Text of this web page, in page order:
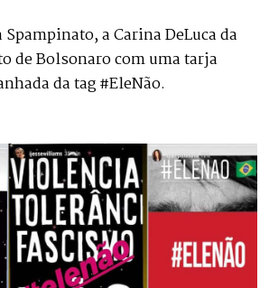
a Carina DeLuca da
de Bolsonaro com uma tarja
da tag #EleNão.